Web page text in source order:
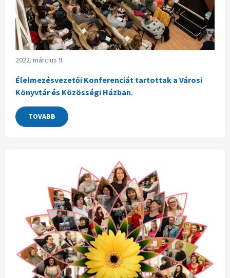
2022. március 9.
Élelmezésvezetői Konferenciát tartottak a Városi
Könyvtár és Közösségi Házban.
TOVABB